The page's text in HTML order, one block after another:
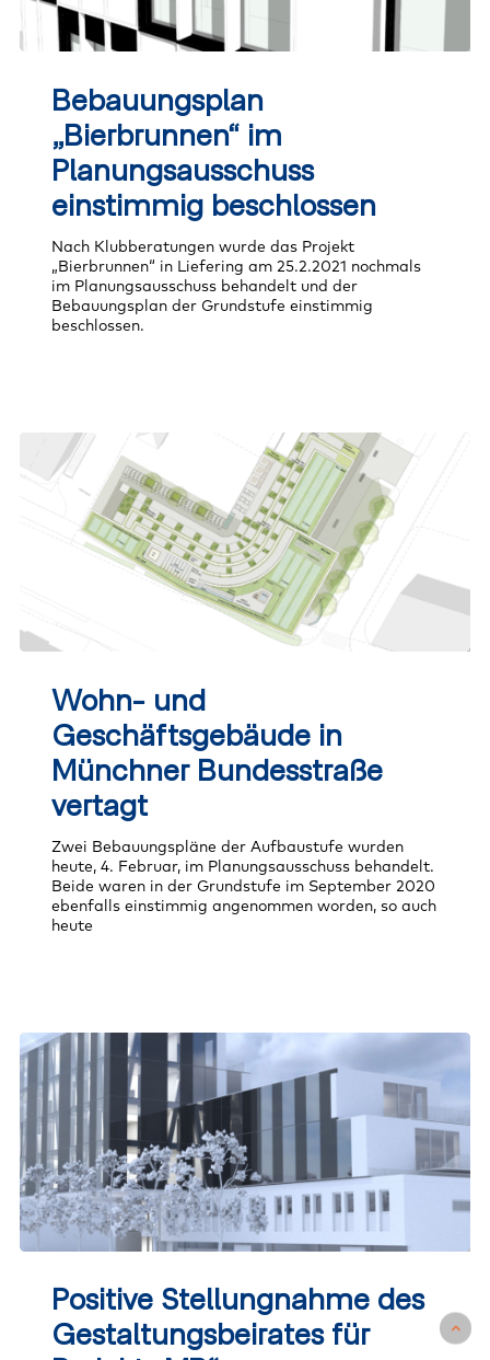
Planungsausschuss
einstimmig
beschlossen
Bebauungsplan
„Bierbrunnen“ im
Planungsausschuss
einstimmig beschlossen
Nach Klubberatungen wurde das Projekt
„Bierbrunnen“ in Liefering am 25.2.2021 nochmals
im Planungsausschuss behandelt und der
Bebauungsplan der Grundstufe einstimmig
beschlossen.
Geschäftsgebäude
Münchner
Bundesstraße
vertagt
Wohn- und
Geschäftsgebäude in
Münchner Bundesstraße
vertagt
Zwei Bebauungspläne der Aufbaustufe wurden
heute, 4. Februar, im Planungsausschuss behandelt.
Beide waren in der Grundstufe im September 2020
ebenfalls einstimmig angenommen worden, so auch
heute
Gestaltungsbeirates
Positive Stellungnahme des
Gestaltungsbeirates für